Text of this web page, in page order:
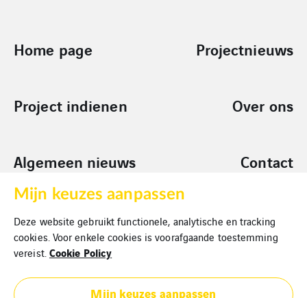
Home page Projectnieuws
Project indienen Over ons
Algemeen nieuws Contact
Sponsoring
Aanvragen
Mijn keuzes aanpassen
Deze website gebruikt functionele, analytische en tracking
cookies. Voor enkele cookies is voorafgaande toestemming
vereist. Cookie Policy
Mijn keuzes aanpassen